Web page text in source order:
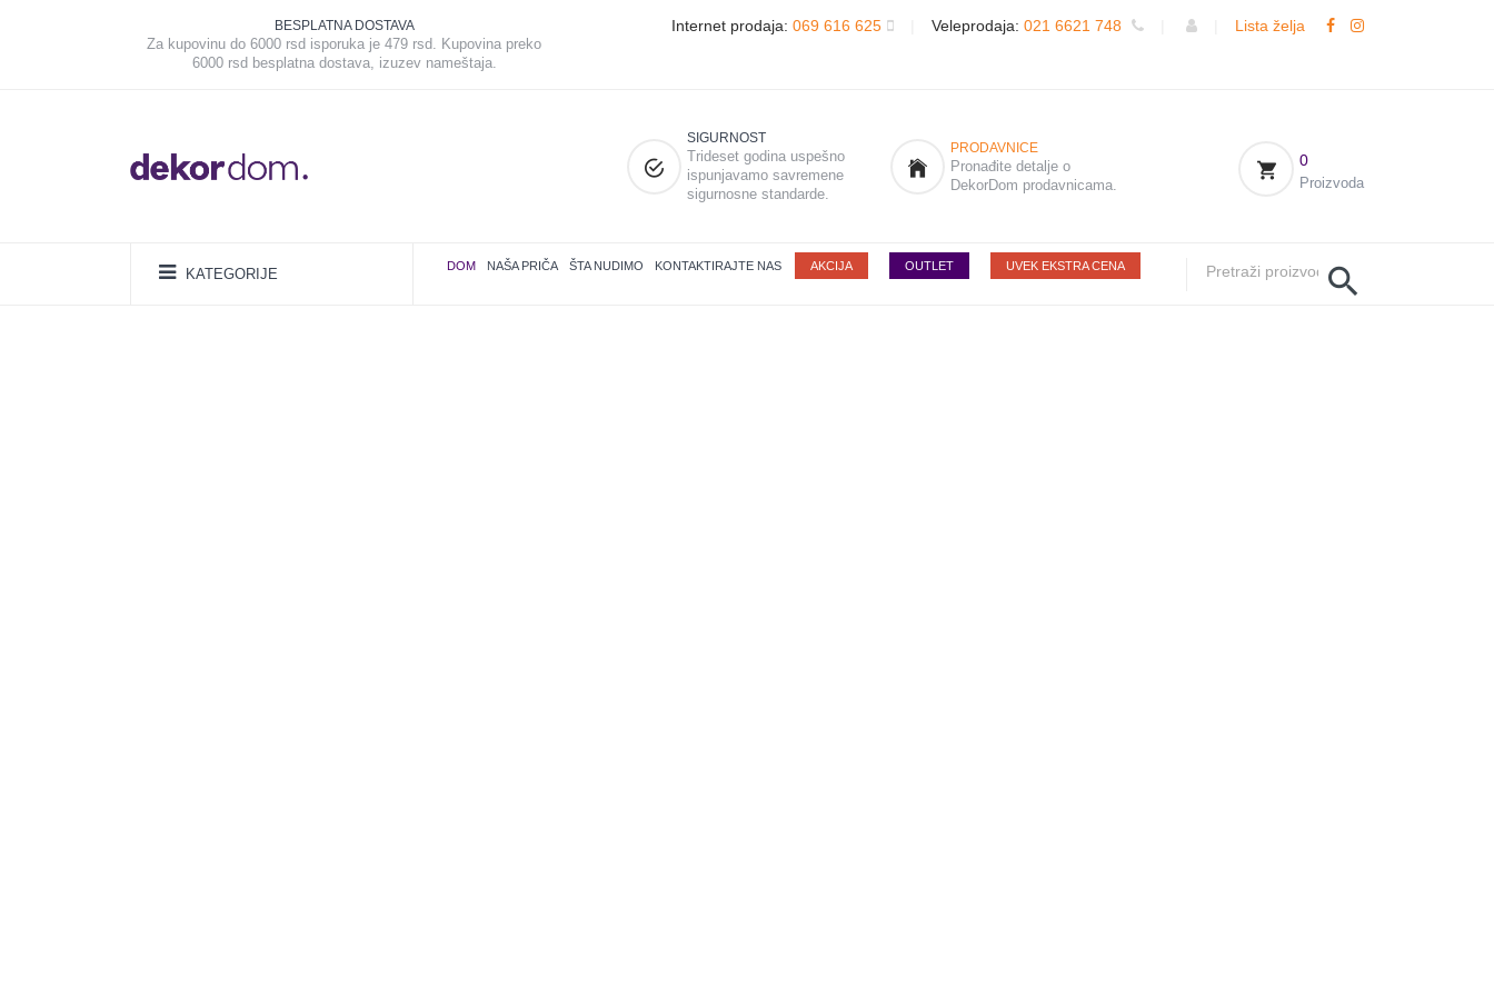
BESPLATNA DOSTAVA
Za kupovinu do 6000 rsd isporuka je 479 rsd. Kupovina preko
6000 rsd besplatna dostava, izuzev nameštaja.
Internet prodaja: 069 616 625 Veleprodaja: 021 6621 748 Lista želja
SIGURNOST
Trideset godina uspešno
ispunjavamo savremene
sigurnosne standarde.
PRODAVNICE
Pronađite detalje o
DekorDom prodavnicama.
0
Proizvoda
KATEGORIJE DOM NAŠA PRIČA ŠTA NUDIMO KONTAKTIRAJTE NAS AKCIJA OUTLET UVEK EKSTRA CENA